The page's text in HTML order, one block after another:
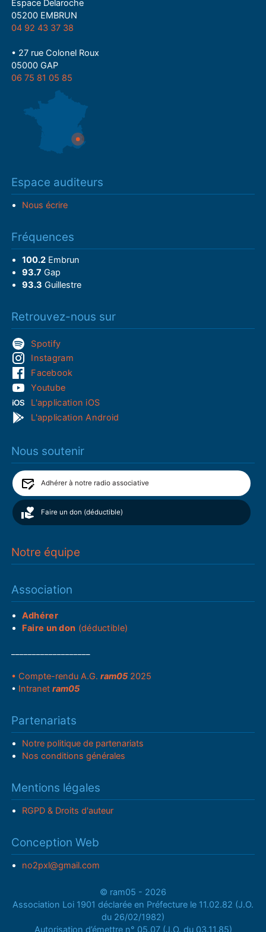
Espace Delaroche
05200 EMBRUN
04 92 43 37 38
• 27 rue Colonel Roux
05000 GAP
06 75 81 05 85
Espace auditeurs
Nous écrire
Fréquences
100.2Embrun
93.7 Gap
93.3 Guillestre
Retrouvez-nous sur
Spotify
Instagram
Facebook
Youtube
L'application iOS
L'application Android
Nous soutenir
Adhérer à notre radio associative
Faire un don (déductible)
Notre équipe
Association
Adhérer
Faire un don (déductible)
• Compte-rendu A.G.ram05 2025
• Intranetram05
Partenariats
Notre politique de partenariats
Nos conditions générales
Mentions légales
RGPD & Droits d'auteur
Conception Web
no2pxl@gmail.com
© ram05 - 2026
Association Loi 1901 déclarée en Préfecture le 11.02.82 (J.O.
du 26/02/1982)
Autorisation d’émettre n° 05.07 (J.O. du 03.11.85)